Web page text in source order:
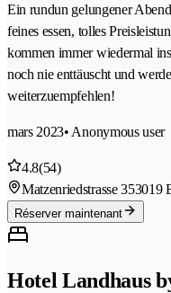
Ein rundun gelungener
feines essen, tolles
kommen immer wiedermal
noch nie enttäuscht und
weiterzuempfehlen!
mars 2023• Anonymous user
4.8(54)
Matzenriedstrasse 353019
Réserver maintenant
Hotel Landhaus